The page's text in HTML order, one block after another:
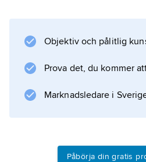
Vinerna görs främst av
Objektiv och pålitlig
Prova det, du kommer
Marknadsledare i
Påbörja din gratis